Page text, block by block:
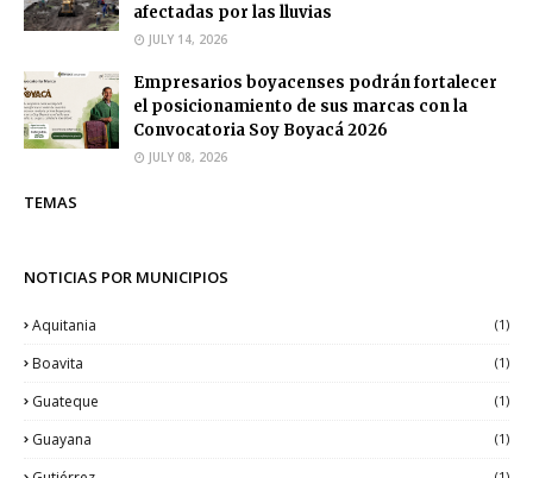
afectadas por las lluvias
JULY 14, 2026
Empresarios boyacenses podrán fortalecer
el posicionamiento de sus marcas con la
Convocatoria Soy Boyacá 2026
JULY 08, 2026
TEMAS
NOTICIAS POR MUNICIPIOS
Aquitania (1)
Boavita (1)
Guateque (1)
Guayana (1)